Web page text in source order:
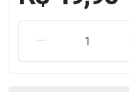
REMOVER UMA